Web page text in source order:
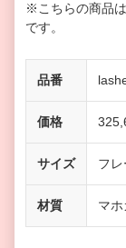
※こちらの商品
です。
品番
価格
サイズ フ
材質 マ